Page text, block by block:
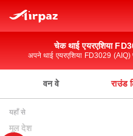
चेक थाई एयरएशिया
अपने थाई एयरएशिया FD3029
वन वे राउंड
यहाँ से
मूल देश